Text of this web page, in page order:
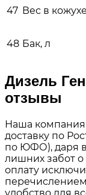
47 Вес в
48 Бак, л
Дизель
отзывы
Наша компания
доставку по
по ЮФО), даря
лишних забот
оплату
удобство для